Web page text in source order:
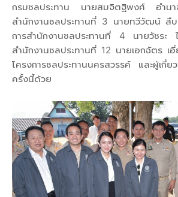
กรมชลประทาน นายสมจิตฐิพงศ์ อำน
สำนักงานชลประทานที่ 3 นายทวีวัฒน์ สื
การสำนักงานชลประทานที่ 4 นายวัชระ
สำนักงานชลประทานที่ 12 นายเอกฉัตร เ
โครงการชลประทานนครสวรรค์ และผู้เกี่
ครั้งนี้ด้วย